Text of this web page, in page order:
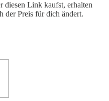
diesen Link kaufst, erhalten
der Preis für dich ändert.